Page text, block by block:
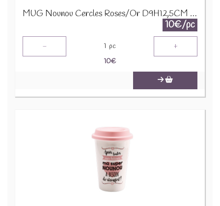
MUG Nounou Cercles Roses/Or D9H12,5CM 24320
10€/pc
- 1 pc +
10€